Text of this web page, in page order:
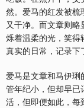
然。爱马的红发被梳
又干净。而文章则
烁着温柔的光，笑得
真实的日常，记录下
爱马是文章和马伊
管年纪小，但却早已
活，但即便如此，